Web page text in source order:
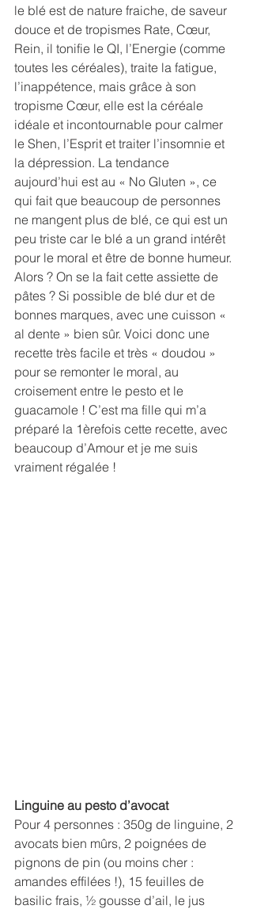
le blé est de nature fraiche, de saveur
douce et de tropismes Rate, Cœur,
Rein, il tonifie le QI, l’Energie (comme
toutes les céréales), traite la fatigue,
l’inappétence, mais grâce à son
tropisme Cœur, elle est la céréale
idéale et incontournable pour calmer
le Shen, l’Esprit et traiter l’insomnie et
la dépression. La tendance
aujourd’hui est au « No Gluten », ce
qui fait que beaucoup de personnes
ne mangent plus de blé, ce qui est un
peu triste car le blé a un grand intérêt
pour le moral et être de bonne humeur.
Alors ? On se la fait cette assiette de
pâtes ? Si possible de blé dur et de
bonnes marques, avec une cuisson «
al dente » bien sûr. Voici donc une
recette très facile et très « doudou »
pour se remonter le moral, au
croisement entre le pesto et le
guacamole ! C’est ma fille qui m’a
préparé la 1èrefois cette recette, avec
beaucoup d’Amour et je me suis
vraiment régalée !
Linguine au pesto d’avocat
Pour 4 personnes : 350g de linguine, 2
avocats bien mûrs, 2 poignées de
pignons de pin (ou moins cher :
amandes effilées !), 15 feuilles de
basilic frais, ½ gousse d’ail, le jus